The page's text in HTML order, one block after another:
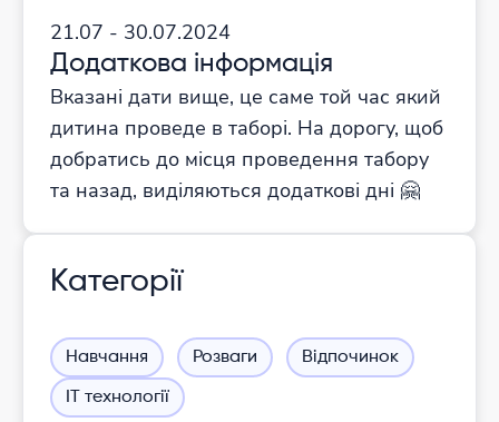
21.07 - 30.07.2024
Додаткова інформація
Вказані дати вище, це саме той час який
дитина проведе в таборі. На дорогу, щоб
добратись до місця проведення табору
та назад, виділяються додаткові дні 🤗
Категорії
Навчання Розваги Відпочинок
ІТ технології